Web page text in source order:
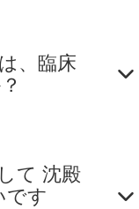
、臨床
て 沈殿
です